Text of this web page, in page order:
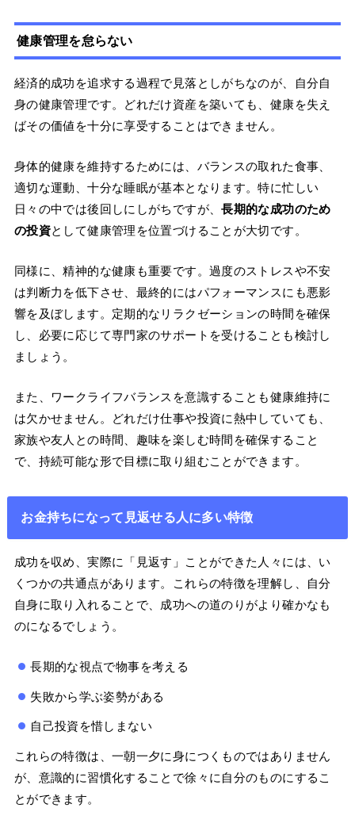
健康管理を怠らない
経済的成功を追求する過程で見落としがちなのが、自分自
身の健康管理です。どれだけ資産を築いても、健康を失え
ばその価値を十分に享受することはできません。
身体的健康を維持するためには、バランスの取れた食事、
適切な運動、十分な睡眠が基本となります。特に忙しい
日々の中では後回しにしがちですが、長期的な成功のため
の投資として健康管理を位置づけることが大切です。
同様に、精神的な健康も重要です。過度のストレスや不安
は判断力を低下させ、最終的にはパフォーマンスにも悪影
響を及ぼします。定期的なリラクゼーションの時間を確保
し、必要に応じて専門家のサポートを受けることも検討し
ましょう。
また、ワークライフバランスを意識することも健康維持に
は欠かせません。どれだけ仕事や投資に熱中していても、
家族や友人との時間、趣味を楽しむ時間を確保すること
で、持続可能な形で目標に取り組むことができます。
お金持ちになって見返せる人に多い特徴
成功を収め、実際に「見返す」ことができた人々には、い
くつかの共通点があります。これらの特徴を理解し、自分
自身に取り入れることで、成功への道のりがより確かなも
のになるでしょう。
長期的な視点で物事を考える
失敗から学ぶ姿勢がある
自己投資を惜しまない
これらの特徴は、一朝一夕に身につくものではありません
が、意識的に習慣化することで徐々に自分のものにするこ
とができます。